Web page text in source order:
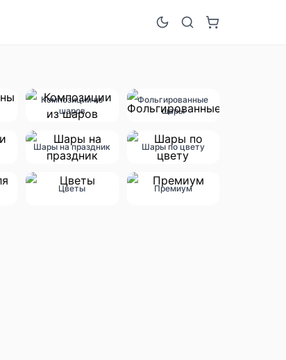
Композиции из
шаров
Фольгированные
шары
Шары на праздник Шары по цвету
Цветы Премиум